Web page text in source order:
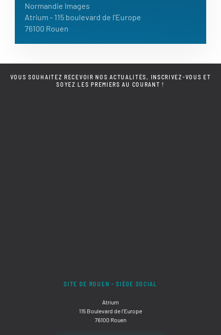
Normandie Images
Atrium - 115 boulevard de l'Europe
76100 Rouen
VOUS SOUHAITEZ RECEVOIR NOS ACTUALITÉS, INSCRIVEZ-VOUS ET
SOYEZ LES PREMIERS AU COURANT !
SITE DE ROUEN - SIÈGE SOCIAL
Atrium
115 Boulevard de l'Europe
76100 Rouen